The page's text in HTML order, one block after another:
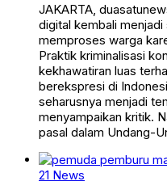
JAKARTA,
digital kembali
memproses warga
Praktik kriminalisasi
kekhawatiran luas
berekspresi di
seharusnya menjadi
menyampaikan kritik.
pasal dalam Undang-
21 News